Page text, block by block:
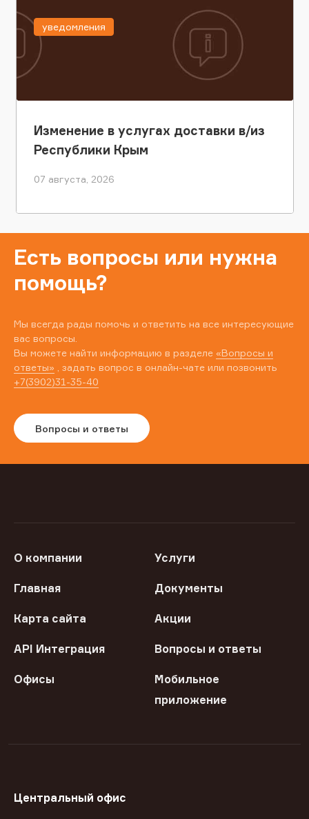
Изменение в услугах доставки в/из
Республики Крым
07 августа, 2026
уведомления
Есть вопросы или нужна
помощь?
Мы всегда рады помочь и ответить на все интересующие
вас вопросы.
Вы можете найти информацию в разделе «Вопросы и
ответы» , задать вопрос в онлайн-чате или позвонить
+7(3902)31-35-40
Вопросы и ответы
О компании Услуги
Главная Документы
Карта сайта Акции
API Интеграция Вопросы и ответы
Офисы
Мобильное
приложение
Центральный офис